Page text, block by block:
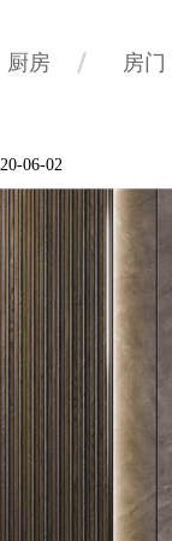
厨房 房门
06-02